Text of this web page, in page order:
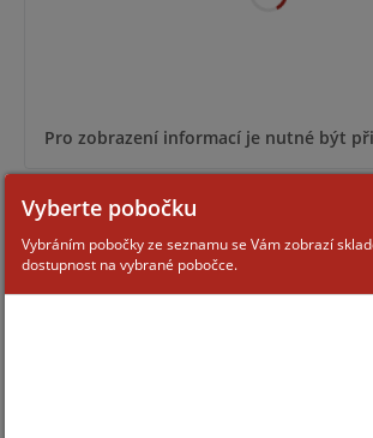
Pro zobrazení informací je nutné být
Vyberte pobočku
Vybráním pobočky ze seznamu se Vám zobrazí
dostupnost na vybrané pobočce.